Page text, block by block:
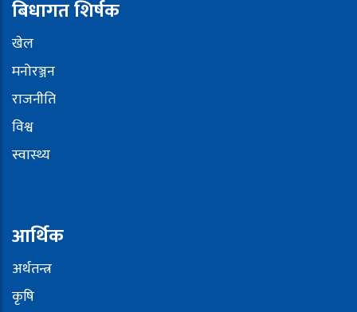
बिधागत शिर्षक
खेल
मनोरञ्जन
राजनीति
विश्व
स्वास्थ्य
आर्थिक
अर्थतन्त्र
कृषि